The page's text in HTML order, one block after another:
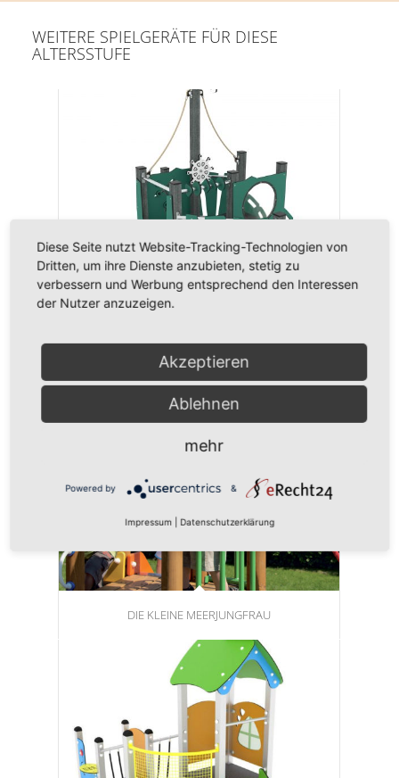
WEITERE SPIELGERÄTE FÜR DIESE
ALTERSSTUFE
PIRATENTURM
DIE KLEINE MEERJUNGFRAU
Diese Seite nutzt Website-Tracking-Technologien von
Dritten, um ihre Dienste anzubieten, stetig zu
verbessern und Werbung entsprechend den Interessen
der Nutzer anzuzeigen.
Akzeptieren
Ablehnen
mehr
Powered by &
Impressum Datenschutzerklärung